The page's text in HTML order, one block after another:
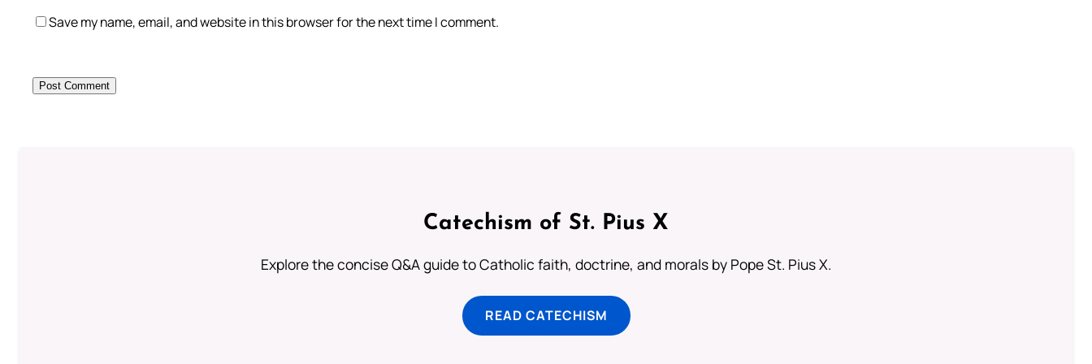
Save my name, email, and website in this browser for the next time I comment.
Catechism of St. Pius X
Explore the concise Q&A guide to Catholic faith, doctrine, and morals by Pope St. Pius X.
READ CATECHISM